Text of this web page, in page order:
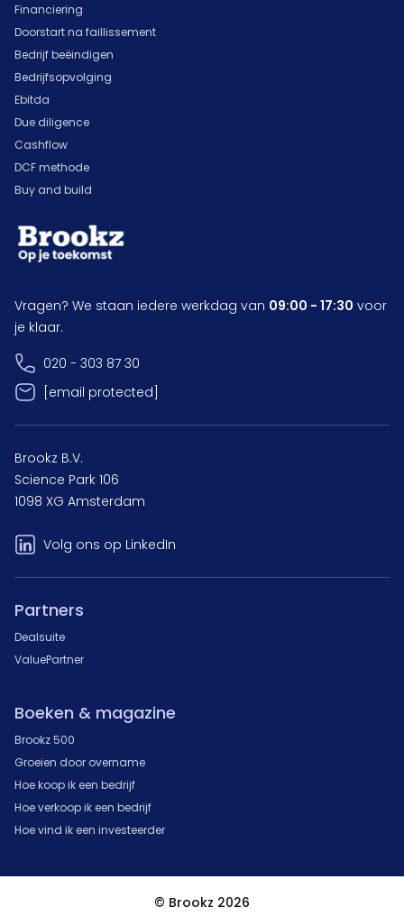
Financiering
Doorstart na faillissement
Bedrijf beëindigen
Bedrijfsopvolging
Ebitda
Due diligence
Cashflow
DCF methode
Buy and build
Vragen? We staan iedere werkdag van 09:00 - 17:30 voor
je klaar.
020 - 303 87 30
[email protected]
Brookz B.V.
Science Park 106
1098 XG Amsterdam
Volg ons op LinkedIn
Partners
Dealsuite
ValuePartner
Boeken & magazine
Brookz 500
Groeien door overname
Hoe koop ik een bedrijf
Hoe verkoop ik een bedrijf
Hoe vind ik een investeerder
© Brookz 2026